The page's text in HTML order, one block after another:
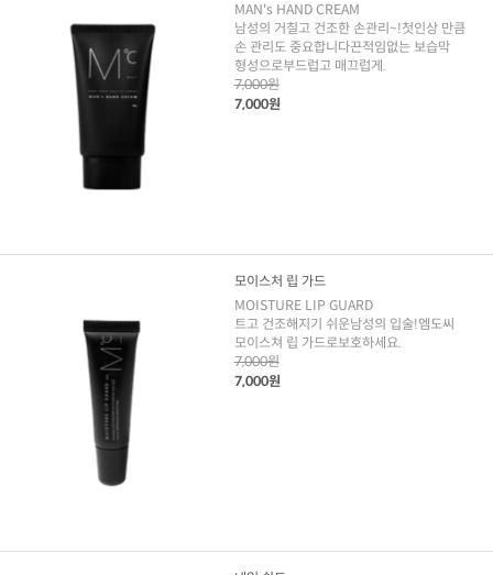
MAN's HAND CREAM
남성의 거칠고 건조한 손관리~!첫인상 만큼
손 관리도 중요합니다끈적임없는 보습막
형성으로부드럽고 매끄럽게.
7,000원
7,000원
모이스처 립 가드
MOISTURE LIP GUARD
트고 건조해지기 쉬운남성의 입술!엠도씨
모이스쳐 립 가드로보호하세요.
7,000원
7,000원